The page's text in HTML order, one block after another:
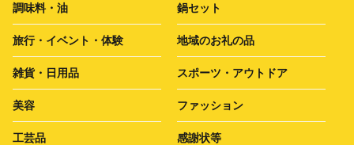
調味料・油 鍋セット
旅行・イベント・体験 地域のお礼の品
雑貨・日用品 スポーツ・アウトドア
美容 ファッション
工芸品 感謝状等